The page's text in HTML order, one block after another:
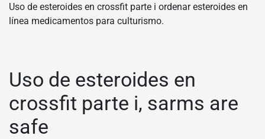
Uso de esteroides en crossfit parte i ordenar esteroides en
línea medicamentos para culturismo.
Uso de esteroides en
crossfit parte i, sarms are
safe